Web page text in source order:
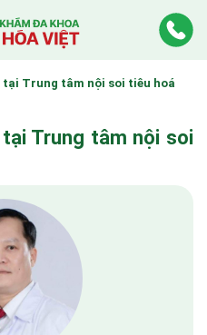
tại Trung tâm nội soi tiêu hoá
Trung tâm nội soi